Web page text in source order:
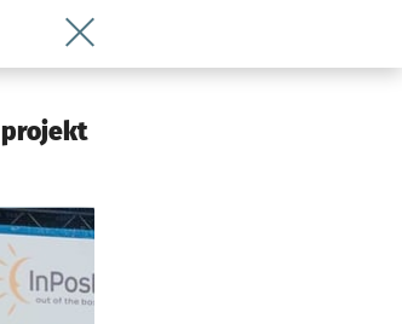
Wróć do artykułu Statuetki rozdane.
projekt